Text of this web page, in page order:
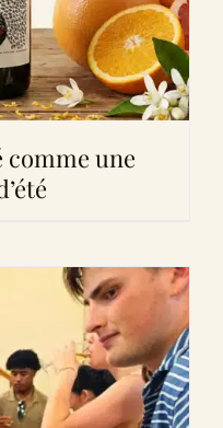
comme une